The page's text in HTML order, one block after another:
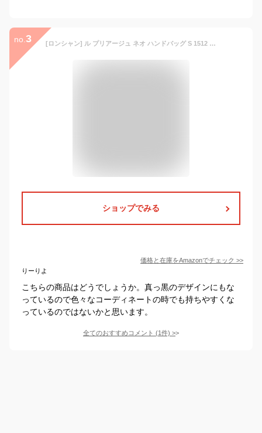
no. 3 [ロンシャン] ル プリアージュ ネオ ハンドバッグ S 1512 598 001 Noir/Black [並行輸入品]
ショップでみる
価格と在庫をAmazonでチェック >>
りーりよ
こちらの商品はどうでしょうか。真っ黒のデザインにもな
っているので色々なコーディネートの時でも持ちやすくな
っているのではないかと思います。
全てのおすすめコメント (1件) >